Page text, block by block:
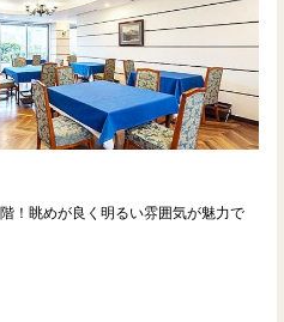
！眺めが良く明るい雰囲気が魅力で